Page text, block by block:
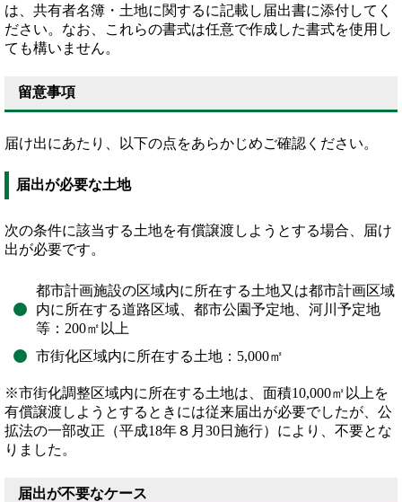
は、共有者名簿・土地に関するに記載し届出書に添付してく
ださい。なお、これらの書式は任意で作成した書式を使用し
ても構いません。
留意事項
届け出にあたり、以下の点をあらかじめご確認ください。
届出が必要な土地
次の条件に該当する土地を有償譲渡しようとする場合、届け
出が必要です。
都市計画施設の区域内に所在する土地又は都市計画区域
内に所在する道路区域、都市公園予定地、河川予定地
等：200㎡以上
市街化区域内に所在する土地：5,000㎡
※市街化調整区域内に所在する土地は、面積10,000㎡以上を
有償譲渡しようとするときには従来届出が必要でしたが、公
拡法の一部改正（平成18年８月30日施行）により、不要とな
りました。
届出が不要なケース